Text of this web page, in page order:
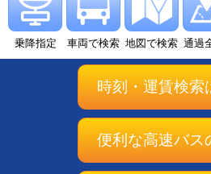
乗降指定 車両で検索 地図で検索 通過
時刻・運賃検索
便利な高速バス